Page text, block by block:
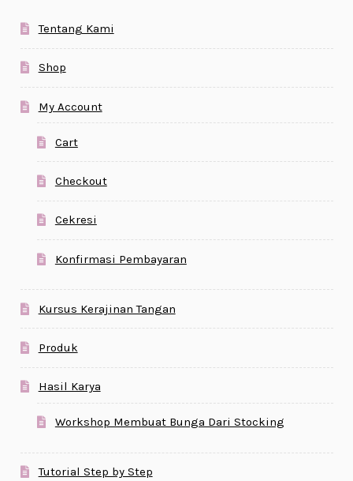
Tentang Kami
Shop
My Account
Cart
Checkout
Cekresi
Konfirmasi Pembayaran
Kursus Kerajinan Tangan
Produk
Hasil Karya
Workshop Membuat Bunga Dari Stocking
Tutorial Step by Step